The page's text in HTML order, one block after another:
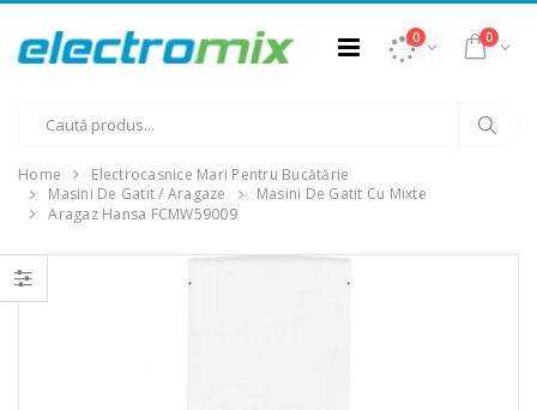
0 0
Home
Electrocasnice Mari Pentru Bucătărie
Masini De Gatit / Aragaze
Masini De Gatit Cu Mixte
Aragaz Hansa FCMW59009